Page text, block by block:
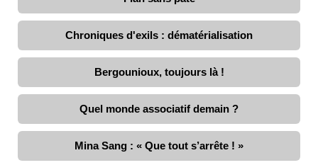
Chroniques d'exils : dématérialisation
Bergounioux, toujours là !
Quel monde associatif demain ?
Mina Sang : « Que tout s’arrête ! »